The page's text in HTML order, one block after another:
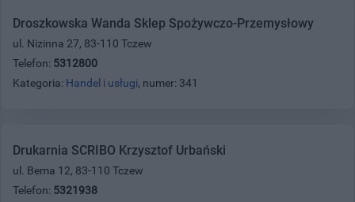
Droszkowska Wanda Sklep Spożywczo-Przemysłowy
ul. Nizinna 27, 83-110 Tczew
Telefon: 5312800
Kategoria: Handel i usługi, numer: 341
Drukarnia SCRIBO Krzysztof Urbański
ul. Bema 12, 83-110 Tczew
Telefon: 5321938